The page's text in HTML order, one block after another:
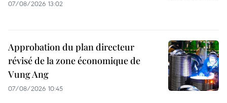
07/08/2026 13:02
Approbation du plan directeur
révisé de la zone économique de
Vung Ang
07/08/2026 10:45